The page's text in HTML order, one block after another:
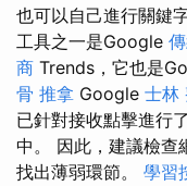
也可以自己進行關鍵
工具之一是Google
商 Trends，它也是
骨 推拿 Google 士林
已針對接收點擊進行
中。 因此，建議檢查
找出薄弱環節。 學習